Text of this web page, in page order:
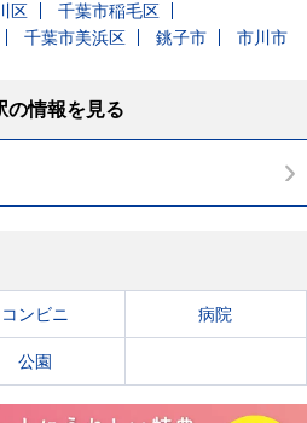
区
千葉市稲毛区
千葉市美浜区 銚子市 市川市
の情報を見る
コンビニ 病院
公園